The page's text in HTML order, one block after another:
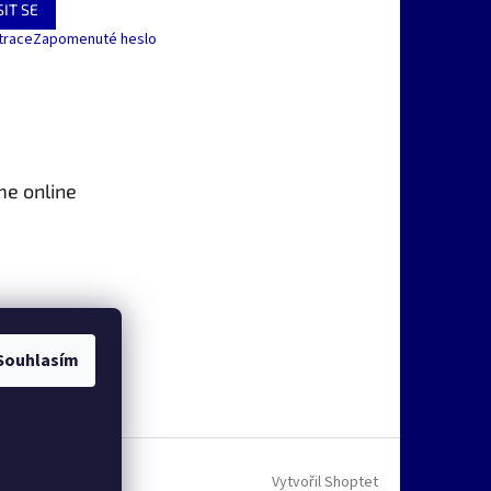
SE
Zapomenuté heslo
online
Vytvořil Shoptet